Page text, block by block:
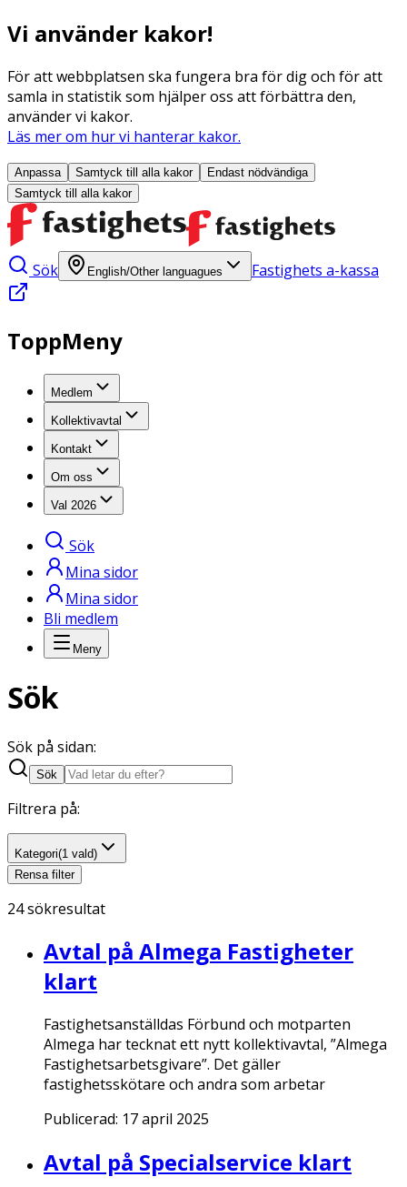
Vi använder kakor!
För att webbplatsen ska fungera bra för dig och för att
samla in statistik som hjälper oss att förbättra den,
använder vi kakor.
Läs mer om hur vi hanterar kakor.
Anpassa Samtyck till alla kakor
Endast nödvändiga
Samtyck till alla kakor
Sök English/Other languagues Fastighets a-kassa
ToppMeny
Medlem
Kollektivavtal
Kontakt
Om oss
Val 2026
Sök
Mina sidor
Mina sidor
Bli medlem
Meny
Sök
Sök på sidan:
Sök
Filtrera på:
Kategori(1 vald)
Rensa filter
24sökresultat
Avtal på Almega Fastigheter
klart
Fastighetsanställdas Förbund och motparten
Almega har tecknat ett nytt kollektivavtal, ”Almega
Fastighetsarbetsgivare”. Det gäller
fastighetsskötare och andra som arbetar
Publicerad: 17 april 2025
Avtal på Specialservice klart